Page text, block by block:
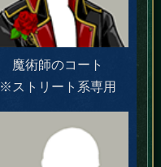
魔術師のコート
※ストリート系専用